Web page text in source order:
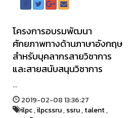
โครงการอบรมพัฒนา
ศักยภาพทางด้านภาษาอังกฤษ
สำหรับบุคลากรสายวิชาการ
และสายสนับสนุนวิชาการ
...
2019-02-08 13:36:27
ilpc,ilpcssru,ssru,talent,